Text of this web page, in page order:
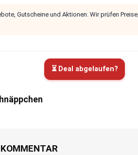
Gutscheine und Aktionen. Wir prüfen
⏳ Deal abgelaufen?